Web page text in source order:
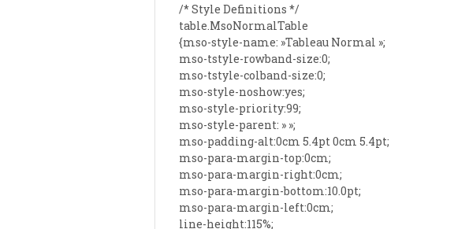
/* Style Definitions */
table.MsoNormalTable
{mso-style-name: »Tableau Normal »;
mso-tstyle-rowband-size:0;
mso-tstyle-colband-size:0;
mso-style-noshow:yes;
mso-style-priority:99;
mso-style-parent: » »;
mso-padding-alt:0cm 5.4pt 0cm 5.4pt;
mso-para-margin-top:0cm;
mso-para-margin-right:0cm;
mso-para-margin-bottom:10.0pt;
mso-para-margin-left:0cm;
line-height:115%;